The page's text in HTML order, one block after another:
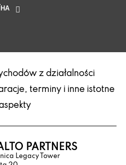
z działalności
terminy i inne istotne
PARTNERS
Legacy Tower